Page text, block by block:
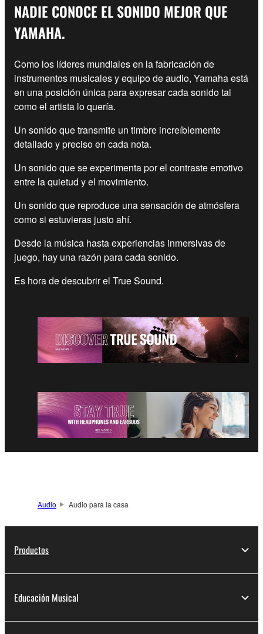
NADIE CONOCE EL SONIDO MEJOR QUE
YAMAHA.
Como los líderes mundiales en la fabricación de
instrumentos musicales y equipo de audio, Yamaha está
en una posición única para expresar cada sonido tal
como el artista lo quería.
Un sonido que transmite un timbre increíblemente
detallado y preciso en cada nota.
Un sonido que se experimenta por el contraste emotivo
entre la quietud y el movimiento.
Un sonido que reproduce una sensación de atmósfera
como si estuvieras justo ahí.
Desde la música hasta experiencias inmersivas de
juego, hay una razón para cada sonido.
Es hora de descubrir el True Sound.
Audio Audio para la casa
Productos
Educación Musical